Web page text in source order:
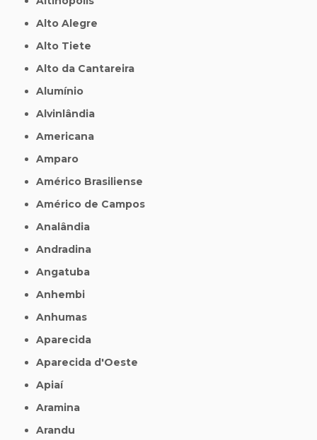
Alto Alegre
Alto Tiete
Alto da Cantareira
Alumínio
Alvinlândia
Americana
Amparo
Américo Brasiliense
Américo de Campos
Analândia
Andradina
Angatuba
Anhembi
Anhumas
Aparecida
Aparecida d'Oeste
Apiaí
Aramina
Arandu